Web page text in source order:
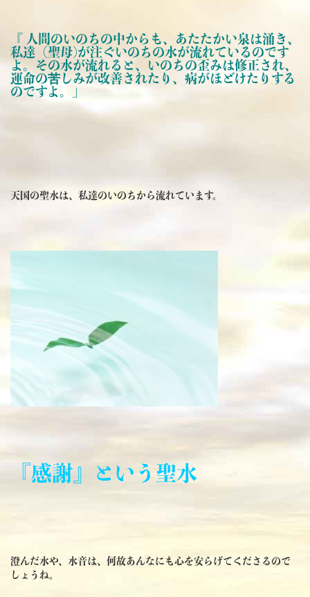
『 人間のいのちの中からも、あたたかい泉は涌き、
私達（聖母)が注ぐいのちの水が流れているのです
よ。その水が流れると、いのちの歪みは修正され、
運命の苦しみが改善されたり、病がほどけたりする
のですよ。」
天国の聖水は、私達のいのちから流れています。
『感謝』という聖水
澄んだ水や、水音は、何故あんなにも心を安らげてくださるので
しょうね。